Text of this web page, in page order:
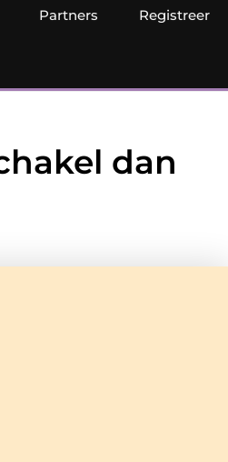
Partners Registreer
dan